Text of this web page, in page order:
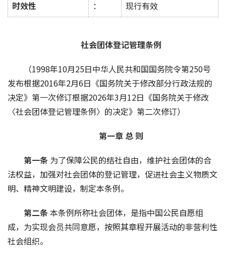
时效性
： 现行有效
社会团体登记管理条例
（1998年10月25日中华人民共和国国务院令第250号
发布根据2016年2月6日 《国务院关于修改部分行政法规的
决定》 第一次修订根据2026年3月12日 《国务院关于修改
〈社会团体登记管理条例〉的决定》 第二次修订）
第一章 总 则
第一条 为了保障公民的结社自由，维护社会团体的合
法权益，加强对社会团体的登记管理，促进社会主义物质文
明、精神文明建设，制定本条例。
第二条 本条例所称社会团体，是指中国公民自愿组
成，为实现会员共同意愿，按照其章程开展活动的非营利性
社会组织。